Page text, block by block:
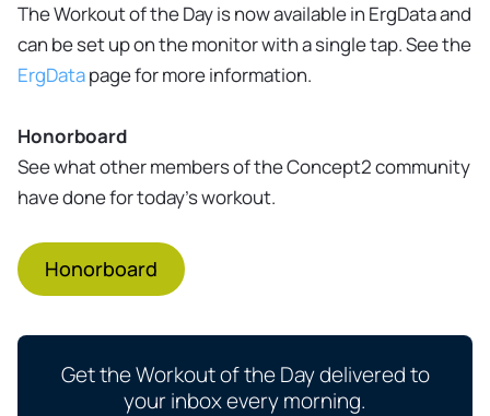
The Workout of the Day is now available in ErgData and
can be set up on the monitor with a single tap. See the
ErgDatapage for more information.
Honorboard
See what other members of the Concept2 community
have done for today's workout.
Honorboard
Get the Workout of the Day delivered to
your inbox every morning.